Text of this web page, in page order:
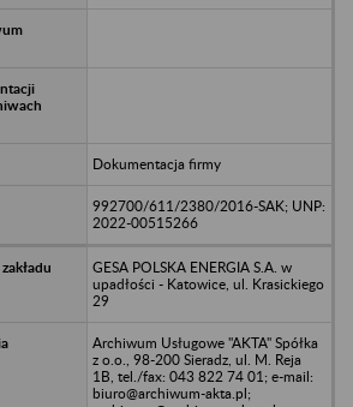
Dokumentacja firmy
992700/611/2380/2016-SAK; UNP:
2022-00515266
GESA POLSKA ENERGIA S.A. w
upadłości - Katowice, ul. Krasickiego
29
Archiwum Usługowe "AKTA" Spółka
z o.o., 98-200 Sieradz, ul. M. Reja
1B, tel./fax: 043 822 74 01; e-mail:
biuro@archiwum-akta.pl;